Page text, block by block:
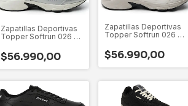
Zapatillas Deportivas
Topper Softrun 026 -
$56.990,00
Zapatillas Deportivas
Topper Softrun 026 -
$56.990,00